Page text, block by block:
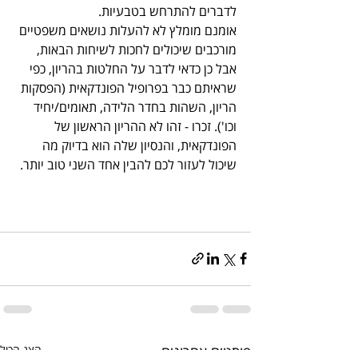
לדברים להתרחש בטבעיות.
אומנם מומלץ לא להעלות נושאים משפטיים
מורכבים שיכולים לחכות לשיחות הבאות,
אבל כן כדאי לדבר על החלטות בהריון, כפי
שראיתם כבר בפרופיל הפונדקאית (הפסקות
הריון, השהות בחדר הלידה, תאומים/יחיד
וכו'). זכרו - זהו לא ההריון הראשון של
הפונדקאית, והנסיון שלה הוא בדיוק מה
שיכול לעזור לכם להבין אחד השני טוב יותר.